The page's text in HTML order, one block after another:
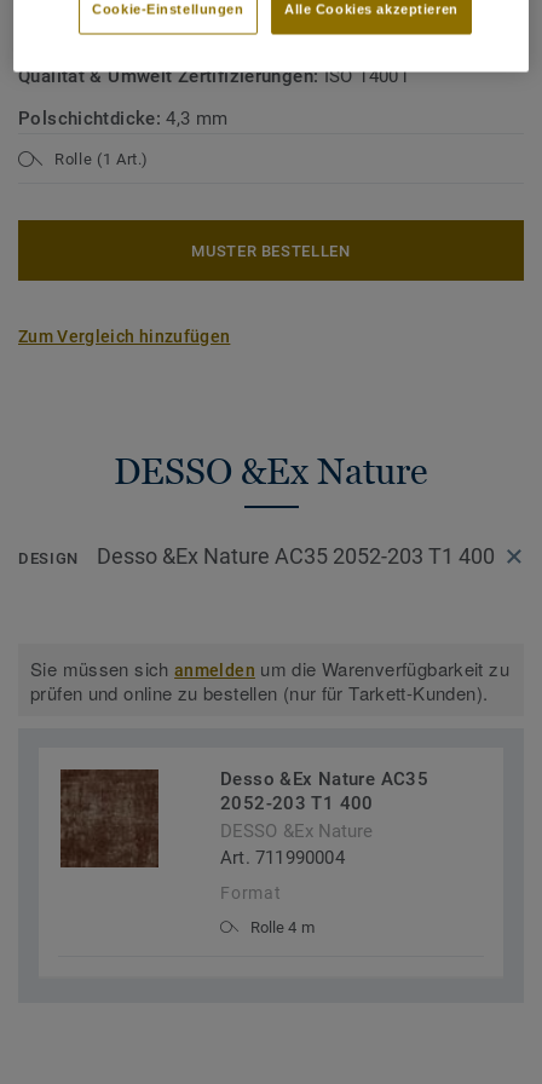
Nutzungsklasse Wohnbereich:23 starke Nutzung
Qualität & Umwelt Zertifizierungen:ISO 14001
Polschichtdicke:4,3 mm
Rolle (1 Art.)
MUSTER BESTELLEN
Zum Vergleich hinzufügen
DESSO &Ex Nature
DESIGN Desso &Ex Nature AC35 2052-203 T1 400
Sie müssen sichanmelden um die Warenverfügbarkeit zu
prüfen und online zu bestellen (nur für Tarkett-Kunden).
Desso &Ex Nature AC35
2052-203 T1 400
DESSO &Ex Nature
Art. 711990004
Format
Rolle 4 m
Alle Cookies akzeptieren
Cookie-Einstellungen